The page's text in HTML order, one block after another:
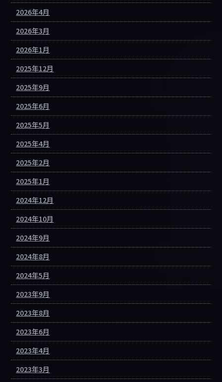
2026年4月
2026年3月
2026年1月
2025年12月
2025年9月
2025年6月
2025年5月
2025年4月
2025年2月
2025年1月
2024年12月
2024年10月
2024年9月
2024年8月
2024年5月
2023年9月
2023年8月
2023年6月
2023年4月
2023年3月